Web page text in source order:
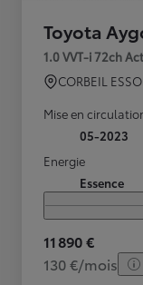
Toyota
1.0 VVT-i 72ch
CORBEIL
Mise en
05-2023
Energie
Essence
11 890 €
130 €/mois